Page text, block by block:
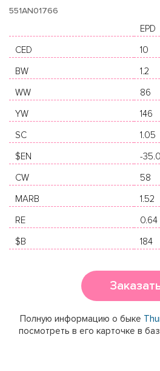
551AN01766
EPD
CED 10
BW 1.2
WW 86
YW 146
SC 1.05
$EN -
CW 58
MARB 1.52
RE 0.64
$B 184
Полную информацию о быке
посмотреть в его карточке в